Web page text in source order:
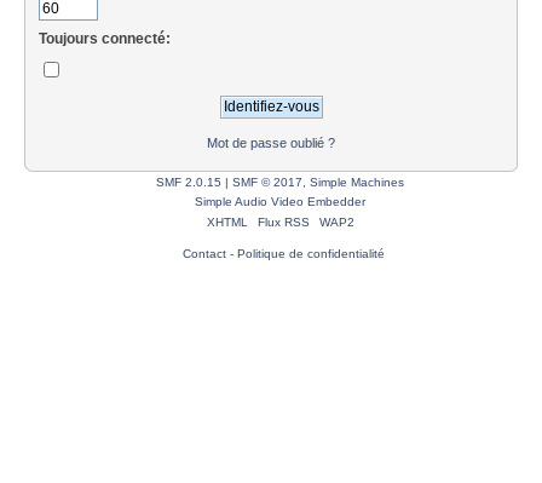
Toujours connecté:
Mot de passe oublié ?
SMF 2.0.15 | SMF © 2017
Simple Machines
Simple Audio Video Embedder
XHTML
Flux RSS WAP2
Contact- Politique de confidentialité